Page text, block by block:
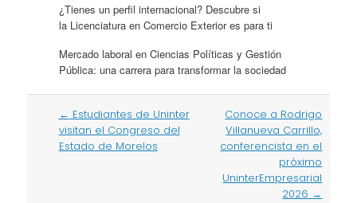
¿Tienes un perfil internacional? Descubre si
la Licenciatura en Comercio Exterior es para ti
Mercado laboral en Ciencias Políticas y Gestión
Pública: una carrera para transformar la sociedad
Post
navigation
← Estudiantes de Uninter
visitan el Congreso del
Estado de Morelos
Conoce a Rodrigo
Villanueva Carrillo,
conferencista en el
próximo
UninterEmpresarial
2026 →